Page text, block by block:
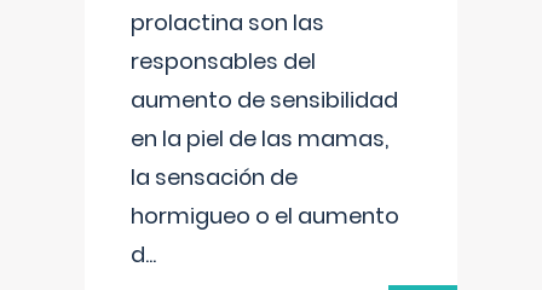
prolactina son las
responsables del
aumento de sensibilidad
en la piel de las mamas,
la sensación de
hormigueo o el aumento
d...